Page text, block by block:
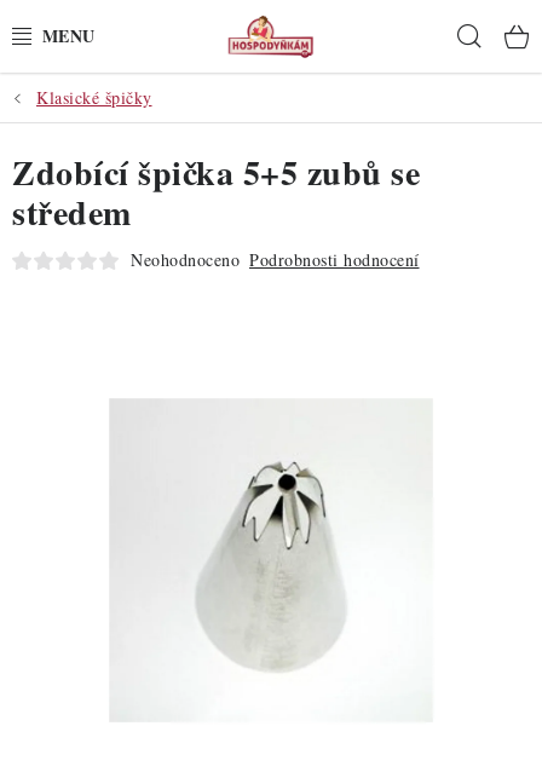
na
POTŘEBY
POMŮCKY
SUROVINY
Klasické špičky
Zdobící špička 5+5 zubů se
středem
Neohodnoceno Podrobnosti hodnocení